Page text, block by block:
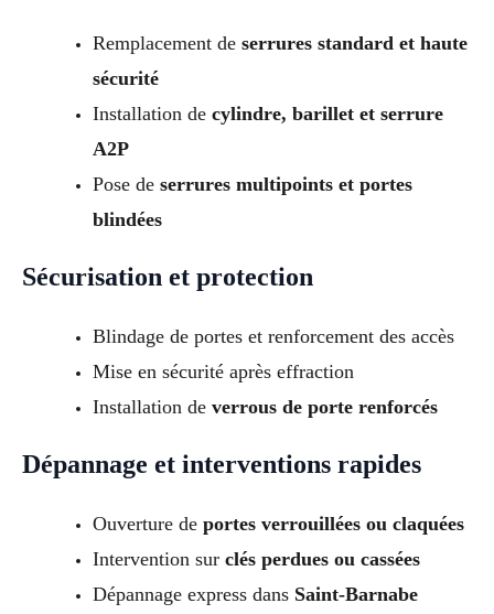
Remplacement de serrures standard et haute
sécurité
Installation de cylindre, barillet et serrure
A2P
Pose de serrures multipoints et portes
blindées
Sécurisation et protection
Blindage de portes et renforcement des accès
Mise en sécurité après effraction
Installation de verrous de porte renforcés
Dépannage et interventions rapides
Ouverture de portes verrouillées ou claquées
Intervention sur clés perdues ou cassées
Dépannage express dans Saint-Barnabe